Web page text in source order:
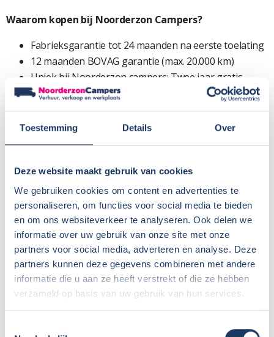
Toestemming Details Over
Deze website maakt gebruik van cookies
We gebruiken cookies om content en advertenties te
personaliseren, om functies voor social media te bieden
en om ons websiteverkeer te analyseren. Ook delen we
informatie over uw gebruik van onze site met onze
partners voor social media, adverteren en analyse. Deze
partners kunnen deze gegevens combineren met andere
informatie die u aan ze heeft verstrekt of die ze hebben
verzameld op basis van uw gebruik van hun services.
Waarom kopen bij Noorderzon Campers?
Fabrieksgarantie tot 24 maanden na eerste toelating
12 maanden BOVAG garantie (max. 20.000 km)
Uniek bij Noorderzon campers: Twee jaar gratis
onderhoud van het camperdeel
(2× jaarlijkse vochtmeting + 1× campercheck na 2 jaar)
Geen afleverkosten of rijklaarmaakkosten
Snelle service bij vragen of problemen
Garantiezaken vaak mogelijk bij één van onze
servicepunten
Scherpe prijzen voor accessoires en aanpassingen
Afhandeling van fabrieksgarantie voor Sunlight,
Crosscamp en Dethleffs
Werkelijk gewicht
Het werkelijke gewicht van deze camper, inclusief